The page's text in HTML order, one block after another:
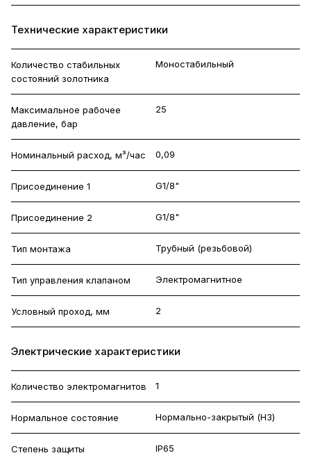
Технические характеристики
Количество стабильных
состояний золотника
Моностабильный
Максимальное рабочее
давление, бар
25
Номинальный расход, м³/час 0,09
Присоединение 1 G1/8"
Присоединение 2 G1/8"
Тип монтажа Трубный (резьбовой)
Тип управления клапаном Электромагнитное
Условный проход, мм 2
Электрические характеристики
Количество электромагнитов 1
Нормальное состояние Нормально-закрытый (НЗ)
Степень защиты IP65